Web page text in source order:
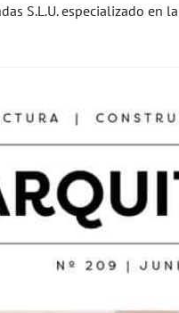
S.L.U. especializado